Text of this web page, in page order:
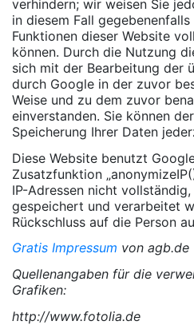
verhindern; wir weisen Sie
in diesem Fall
Funktionen dieser Website
können. Durch die Nutzung
sich mit der Bearbeitung der
durch Google in der zuvor
Weise und zu dem zuvor
einverstanden. Sie können
Speicherung Ihrer Daten
Diese Website benutzt
Zusatzfunktion
IP-Adressen nicht
gespeichert und verarbeitet
Rückschluss auf die Person
Gratis Impressum von agb.de
Quellenangaben für die
Grafiken:
http://www.fotolia.de